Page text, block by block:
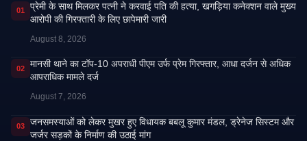
01
प्रेमी के साथ मिलकर पत्नी ने करवाई पति की हत्या, खगड़िया कनेक्शन वाले मुख्य
आरोपी की गिरफ्तारी के लिए छापेमारी जारी
August 8, 2026
02
मानसी थाने का टॉप-10 अपराधी पीएम उर्फ प्रेम गिरफ्तार, आधा दर्जन से अधिक
आपराधिक मामले दर्ज
August 7, 2026
03
जनसमस्याओं को लेकर मुखर हुए विधायक बबलू कुमार मंडल, ड्रेनेज सिस्टम और
जर्जर सड़कों के निर्माण की उठाई मांग